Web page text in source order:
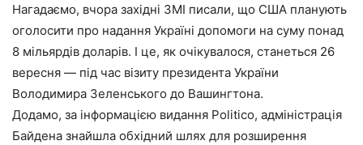
Нагадаємо, вчора західні ЗМІ писали, що США планують
оголосити про надання Україні допомоги на суму понад
8 мільярдів доларів. І це, як очікувалося, станеться 26
вересня — під час візиту президента України
Володимира Зеленського до Вашингтона.
Додамо, за інформацією видання Politico, адміністрація
Байдена знайшла обхідний шлях для розширення